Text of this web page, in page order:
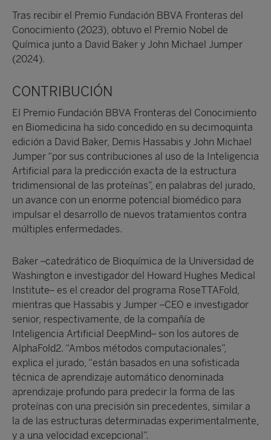
Tras recibir el Premio Fundación BBVA Fronteras del
Conocimiento (2023), obtuvo el Premio Nobel de
Química junto a David Baker y John Michael Jumper
(2024).
CONTRIBUCIÓN
El Premio Fundación BBVA Fronteras del Conocimiento
en Biomedicina ha sido concedido en su decimoquinta
edición a David Baker, Demis Hassabis y John Michael
Jumper “por sus contribuciones al uso de la Inteligencia
Artificial para la predicción exacta de la estructura
tridimensional de las proteínas”, en palabras del jurado,
un avance con un enorme potencial biomédico para
impulsar el desarrollo de nuevos tratamientos contra
múltiples enfermedades.
Baker –catedrático de Bioquímica de la Universidad de
Washington e investigador del Howard Hughes Medical
Institute– es el creador del programa RoseTTAFold,
mientras que Hassabis y Jumper –CEO e investigador
senior, respectivamente, de la compañía de
Inteligencia Artificial DeepMind– son los autores de
AlphaFold2. “Ambos métodos computacionales”,
explica el jurado, “están basados en una sofisticada
técnica de aprendizaje automático denominada
aprendizaje profundo para predecir la forma de las
proteínas con una precisión sin precedentes, similar a
la de las estructuras determinadas experimentalmente,
y a una velocidad excepcional”.